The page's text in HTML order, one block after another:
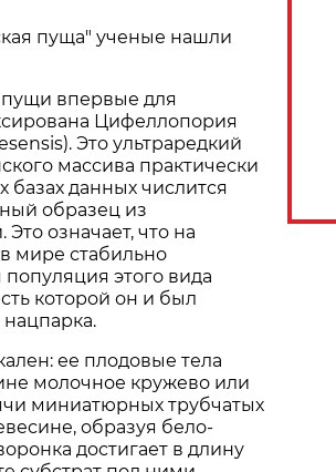
пуща" ученые нашли
впервые для
Цифеллопория
Это ультраредкий
массива практически
базах данных числится
образец из
означает, что на
мире стабильно
этого вида
которой он и был
ее плодовые тела
молочное кружево или
миниатюрных трубчатых
образуя бело-
достигает в длину